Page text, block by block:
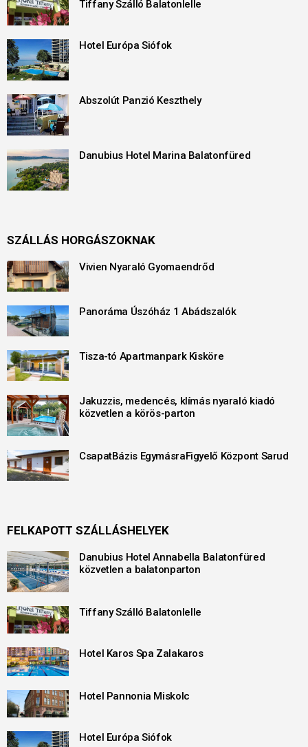
Tiffany Szálló Balatonlelle
Hotel Európa Siófok
Abszolút Panzió Keszthely
Danubius Hotel Marina Balatonfüred
SZÁLLÁS HORGÁSZOKNAK
Vivien Nyaraló Gyomaendrőd
Panoráma Úszóház 1 Abádszalók
Tisza-tó Apartmanpark Kisköre
Jakuzzis, medencés, klímás nyaraló kiadó
közvetlen a körös-parton
CsapatBázis EgymásraFigyelő Központ Sarud
FELKAPOTT SZÁLLÁSHELYEK
Danubius Hotel Annabella Balatonfüred
közvetlen a balatonparton
Tiffany Szálló Balatonlelle
Hotel Karos Spa Zalakaros
Hotel Pannonia Miskolc
Hotel Európa Siófok